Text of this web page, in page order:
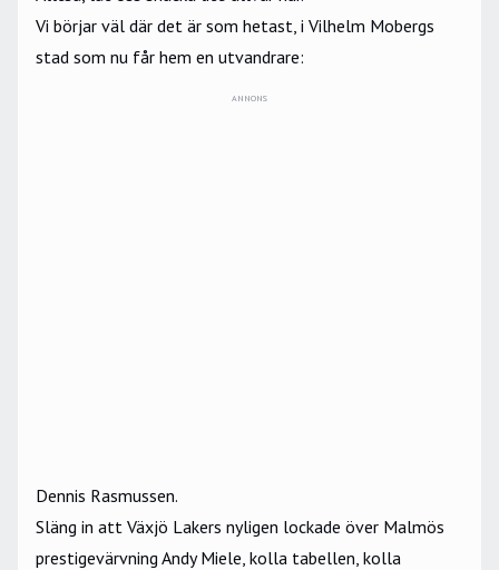
Vi börjar väl där det är som hetast, i Vilhelm Mobergs
stad som nu får hem en utvandrare:
ANNONS
Dennis Rasmussen.
Släng in att Växjö Lakers nyligen lockade över Malmös
prestigevärvning Andy Miele, kolla tabellen, kolla